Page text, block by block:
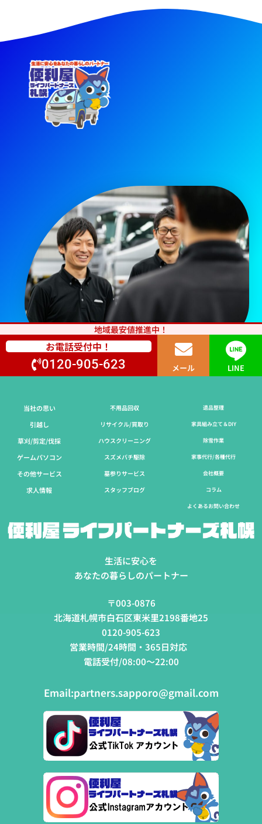
地域最安値推進中！
お電話受付中！
0120-905-623 メール LINE
当社の思い
引越し
草刈/剪定/伐採​
ゲームパソコン
その他サービス
求人情報
不用品回収
リサイクル/買取り
ハウスクリーニング
スズメバチ駆除
墓参りサービス
スタッフブログ
遺品整理
家具組み立て＆DIY
除雪作業
家事代行/各種代行
会社概要
コラム
よくあるお問い合わせ
生活に安心を
あなたの暮らしのパートナー
〒003-0876
北海道札幌市白石区東米里2198番地25
0120-905-623
営業時間/24時間・365日対応
電話受付/08:00～22:00
Email:partners.sapporo@gmail.com